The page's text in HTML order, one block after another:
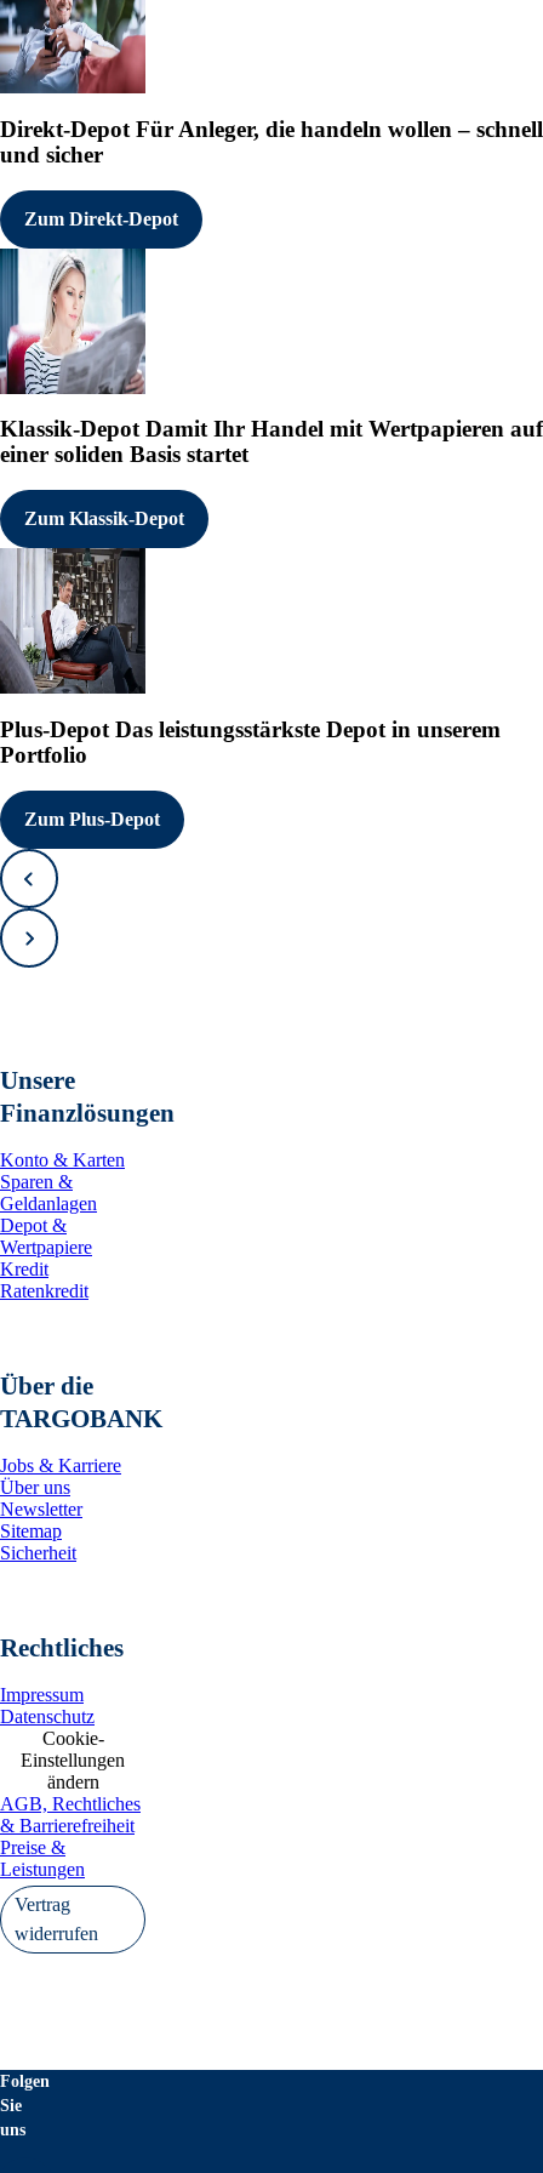
Direkt-Depot Für Anleger, die handeln wollen – schnell
und sicher
Zum Direkt-Depot
Klassik-DepotDamit Ihr Handel mit Wertpapieren auf
einer soliden Basis startet
Zum Klassik-Depot
Plus-Depot Das leistungsstärkste Depot in unserem
Portfolio
Zum Plus-Depot
Zurück
Vorwärts
Unsere
Finanzlösungen
Konto & Karten
Sparen &
Geldanlagen
Depot &
Wertpapiere
Kredit
Ratenkredit
Über die
TARGOBANK
Jobs & Karriere
Über uns
Newsletter
Sitemap
Sicherheit
Rechtliches
Impressum
Datenschutz
Cookie-
Einstellungen
ändern
AGB, Rechtliches
& Barrierefreiheit
Preise &
Leistungen
Vertrag
widerrufen
Folgen
Sie
uns